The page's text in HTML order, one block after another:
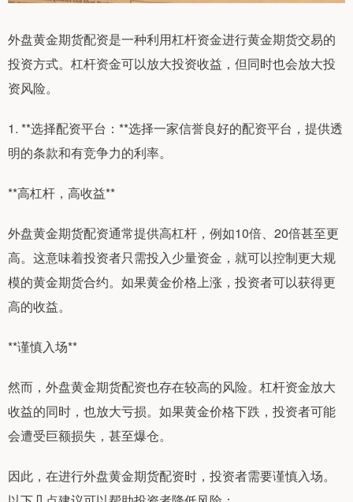
外盘黄金期货配资是一种利用杠杆资金进行黄金期货交易的
投资方式。杠杆资金可以放大投资收益，但同时也会放大投
资风险。
1. **选择配资平台：**选择一家信誉良好的配资平台，提供透
明的条款和有竞争力的利率。
**高杠杆，高收益**
外盘黄金期货配资通常提供高杠杆，例如10倍、20倍甚至更
高。这意味着投资者只需投入少量资金，就可以控制更大规
模的黄金期货合约。如果黄金价格上涨，投资者可以获得更
高的收益。
**谨慎入场**
然而，外盘黄金期货配资也存在较高的风险。杠杆资金放大
收益的同时，也放大亏损。如果黄金价格下跌，投资者可能
会遭受巨额损失，甚至爆仓。
因此，在进行外盘黄金期货配资时，投资者需要谨慎入场。